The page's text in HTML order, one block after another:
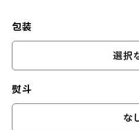
包装
選択
熨斗
な